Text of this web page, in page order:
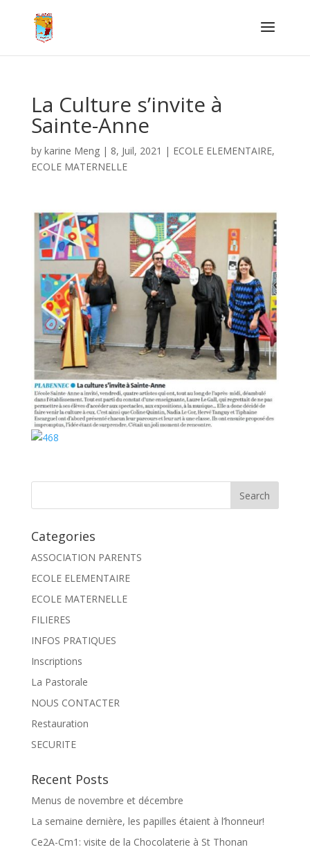
La Culture s’invite à
Sainte-Anne
by karine Meng| 8, Juil, 2021 | ECOLE ELEMENTAIRE,
ECOLE MATERNELLE
Categories
ASSOCIATION PARENTS
ECOLE ELEMENTAIRE
ECOLE MATERNELLE
FILIERES
INFOS PRATIQUES
Inscriptions
La Pastorale
NOUS CONTACTER
Restauration
SECURITE
Recent Posts
Menus de novembre et décembre
La semaine dernière, les papilles étaient à l’honneur!
Ce2A-Cm1: visite de la Chocolaterie à St Thonan